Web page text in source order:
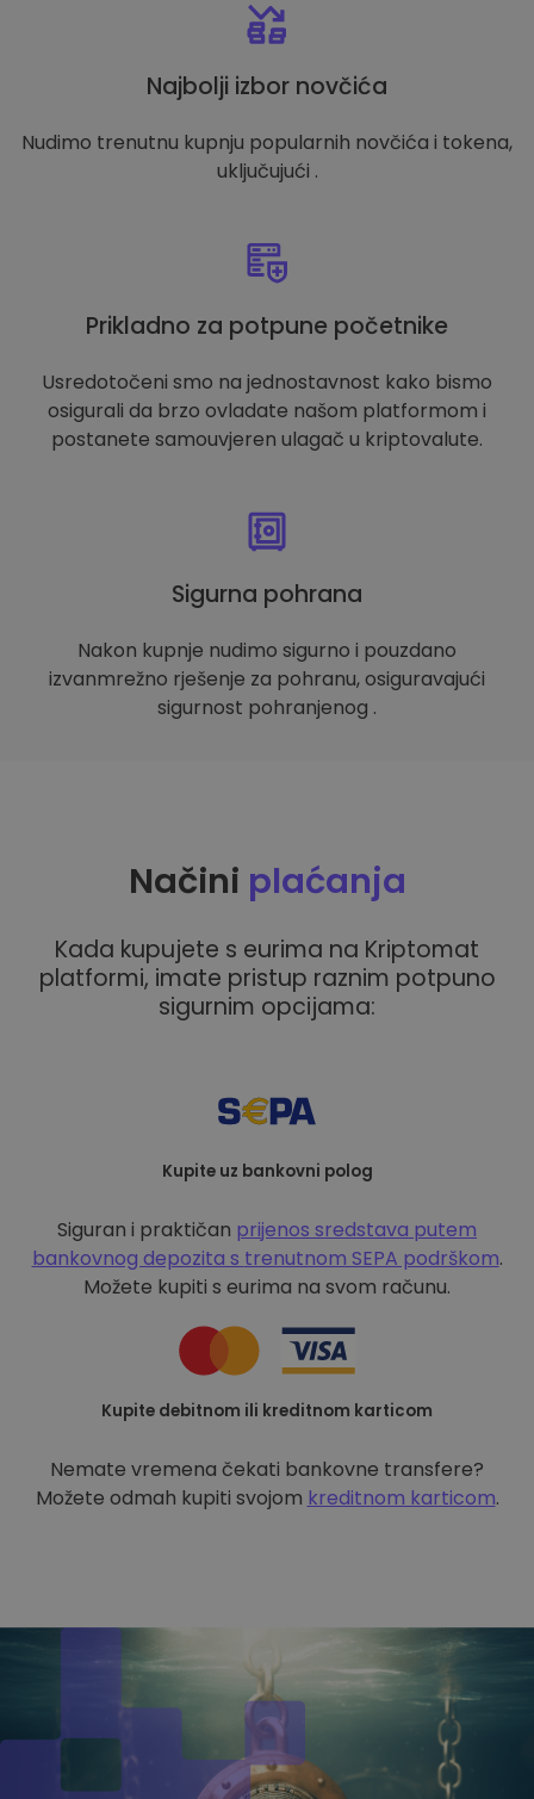
Najbolji izbor novčića
Nudimo trenutnu kupnju popularnih novčića i tokena,
uključujući .
Prikladno za potpune početnike
Usredotočeni smo na jednostavnost kako bismo
osigurali da brzo ovladate našom platformom i
postanete samouvjeren ulagač u kriptovalute.
Sigurna pohrana
Nakon kupnje nudimo sigurno i pouzdano
izvanmrežno rješenje za pohranu, osiguravajući
sigurnost pohranjenog .
Načini plaćanja
Kada kupujete s eurima na Kriptomat
platformi, imate pristup raznim potpuno
sigurnim opcijama:
Kupite uz bankovni polog
Siguran i praktičan prijenos sredstava putem
bankovnog depozita s trenutnom SEPA podrškom.
Možete kupiti s eurima na svom računu.
Kupite debitnom ili kreditnom karticom
Nemate vremena čekati bankovne transfere?
Možete odmah kupiti svojom kreditnom karticom.